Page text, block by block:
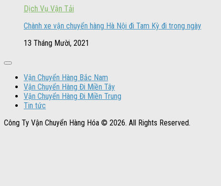
Dịch Vụ Vận Tải
Chành xe vận chuyển hàng Hà Nội đi Tam Kỳ đi trong ngày
13 Tháng Mười, 2021
Vận Chuyển Hàng Bắc Nam
Vận Chuyển Hàng Đi Miền Tây
Vận Chuyển Hàng Đi Miền Trung
Tin tức
Công Ty Vận Chuyển Hàng Hóa © 2026. All Rights Reserved.